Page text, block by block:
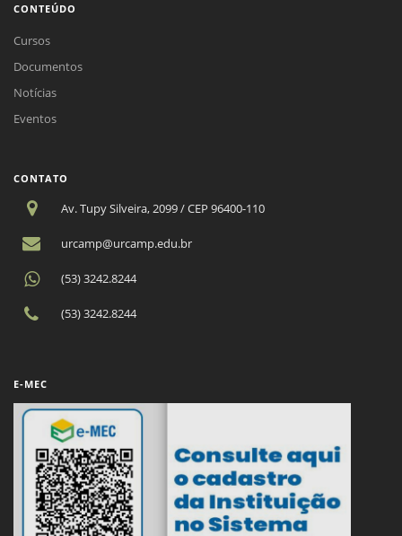
CONTEÚDO
Cursos
Documentos
Notícias
Eventos
CONTATO
Av. Tupy Silveira, 2099 / CEP 96400-110
urcamp@urcamp.edu.br
(53) 3242.8244
(53) 3242.8244
E-MEC